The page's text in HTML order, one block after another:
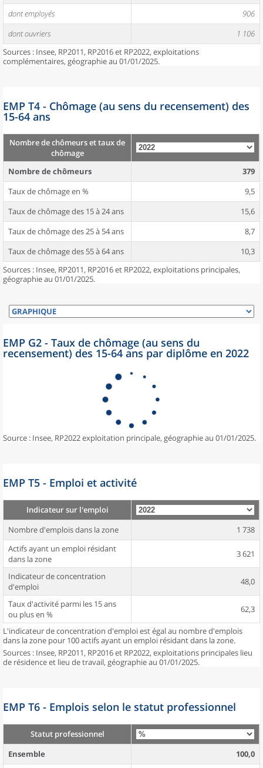
dont employés
906
dont ouvriers
1 106
Sources : Insee, RP2011, RP2016 et RP2022, exploitations
complémentaires, géographie au 01/01/2025.
EMP T4 - Chômage (au sens du recensement) des
15-64 ans
Nombre de chômeurs et taux de
chômage
Nombre de chômeurs
379
Taux de chômage en %
9,5
Taux de chômage des 15 à 24 ans
15,6
Taux de chômage des 25 à 54 ans
8,7
Taux de chômage des 55 à 64 ans
10,3
Sources : Insee, RP2011, RP2016 et RP2022, exploitations principales,
géographie au 01/01/2025.
EMP G2 - Taux de chômage (au sens du
recensement) des 15-64 ans par diplôme en 2022
Source : Insee, RP2022 exploitation principale, géographie au 01/01/2025.
EMP T5 - Emploi et activité
Indicateur sur l'emploi
Nombre d'emplois dans la zone
1 738
Actifs ayant un emploi résidant
dans la zone
3 621
Indicateur de concentration
d'emploi
48,0
Taux d'activité parmi les 15 ans
ou plus en %
62,3
L'indicateur de concentration d'emploi est égal au nombre d'emplois
dans la zone pour 100 actifs ayant un emploi résidant dans la zone.
Sources : Insee, RP2011, RP2016 et RP2022, exploitations principales lieu
de résidence et lieu de travail, géographie au 01/01/2025.
EMP T6 - Emplois selon le statut professionnel
Statut professionnel
Ensemble
100,0